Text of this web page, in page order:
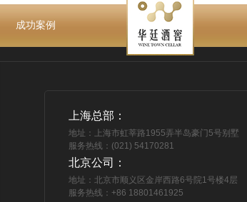
成功案例
上海总部：
地址：上海市虹莘路1955弄半岛豪门5号别墅
服务热线：(021) 54170281
北京公司：
地址：北京市顺义区金岸西路6号院1号楼4层
服务热线：+86 18801461925